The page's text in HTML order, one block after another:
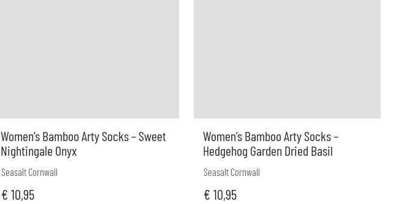
Women’s Bamboo Arty Socks – Sweet
Nightingale Onyx
Seasalt Cornwall
€ 10,95
Women’s Bamboo Arty Socks –
Hedgehog Garden Dried Basil
Seasalt Cornwall
€ 10,95